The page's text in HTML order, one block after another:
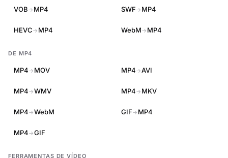
VOB→ MP4 SWF→ MP4
HEVC→ MP4 WebM→ MP4
DE MP4
MP4→ MOV MP4→AVI
MP4→WMV MP4→ MKV
MP4→WebM GIF→ MP4
MP4→GIF
FERRAMENTAS DE VÍDEO